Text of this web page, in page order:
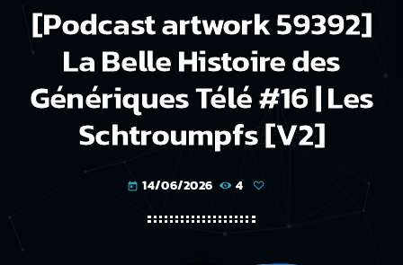
[Podcast artwork 59392]
La Belle Histoire des
Génériques Télé #16 | Les
Schtroumpfs [V2]
today 14/06/2026 4